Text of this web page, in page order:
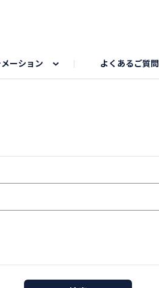
ーション よくあるご質問